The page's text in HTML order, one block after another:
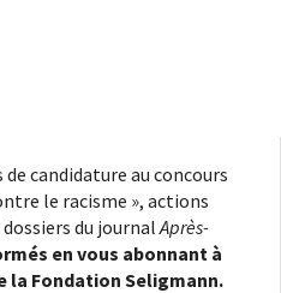
candidature au concours
le racisme », actions
du journal Après-
en vous abonnant à
Fondation Seligmann.